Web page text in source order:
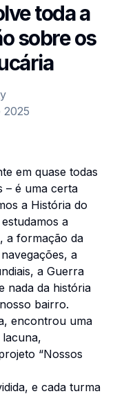
toda a
sobre os
2025
em quase todas
– é uma certa
a História do
a
a formação da
a
a Guerra
nada da história
bairro.
encontrou uma
“Nossos
e cada turma